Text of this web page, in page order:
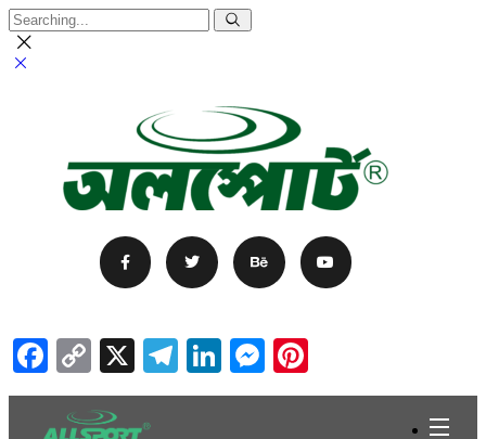
Facebook
Copy
Link
X Telegram
LinkedIn
Messenger